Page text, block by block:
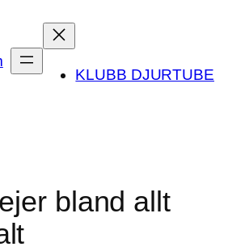
KLUBB DJURTUBE
bland allt